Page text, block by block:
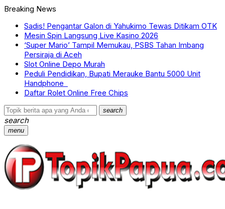
Breaking News
Sadis! Pengantar Galon di Yahukimo Tewas Ditikam OTK
Mesin Spin Langsung Live Kasino 2026
‘Super Mario’ Tampil Memukau, PSBS Tahan Imbang
Persiraja di Aceh
Slot Online Depo Murah
Peduli Pendidikan, Bupati Merauke Bantu 5000 Unit
Handphone
Daftar Rolet Online Free Chips
search
search
menu